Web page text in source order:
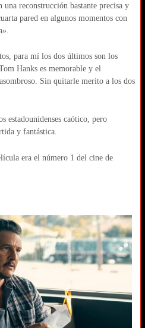
una reconstrucción bastante precisa y
pared en algunos momentos con
para mí los dos últimos son los
Hanks es memorable y el
Sin quitarle merito a los dos
estadounidenses caótico, pero
y fantástica.
era el número 1 del cine de